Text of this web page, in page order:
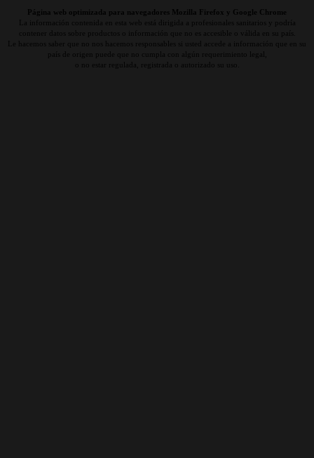
Página web optimizada para navegadores Mozilla Firefox y Google Chrome
La información contenida en esta web está dirigida a profesionales sanitarios y podría
contener datos sobre productos o información que no es accesible o válida en su país.
Le hacemos saber que no nos hacemos responsables si usted accede a información que en su
país de origen puede que no cumpla con algún requerimiento legal,
o no estar regulada, registrada o autorizado su uso.